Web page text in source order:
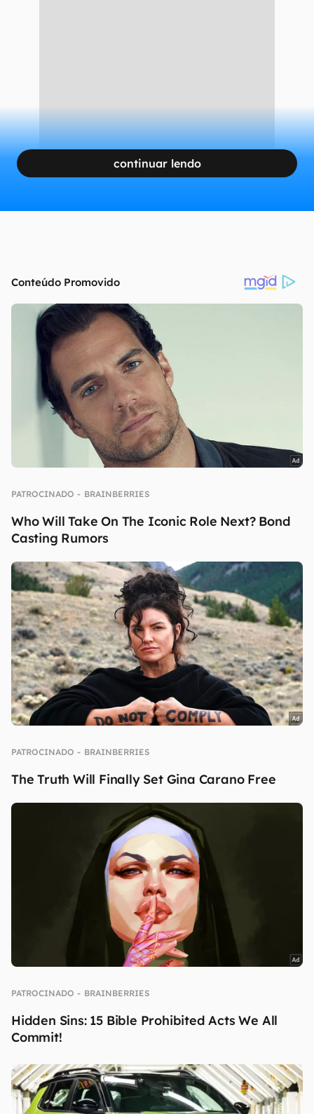
continuar lendo